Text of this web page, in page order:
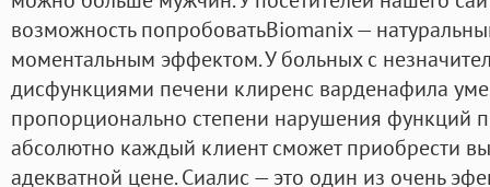
возможность попробоватьBiomanix —
моментальным эффектом. У больных с
дисфункциями печени клиренс варденафила
пропорционально степени нарушения функций
абсолютно каждый клиент сможет приобрести
адекватной цене. Сиалис — это один из очень